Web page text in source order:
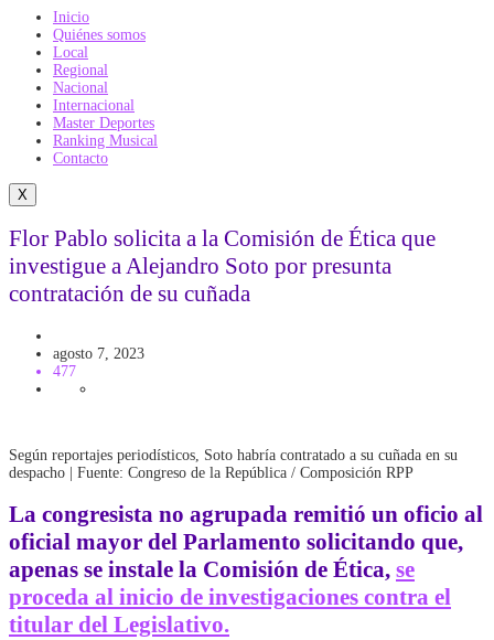
Inicio
Quiénes somos
Local
Regional
Nacional
Internacional
Master Deportes
Ranking Musical
Contacto
X
Flor Pablo solicita a la Comisión de Ética que
investigue a Alejandro Soto por presunta
contratación de su cuñada
agosto 7, 2023
477
Según reportajes periodísticos, Soto habría contratado a su cuñada en su
despacho | Fuente: Congreso de la República / Composición RPP
La congresista no agrupada remitió un oficio al
oficial mayor del Parlamento solicitando que,
apenas se instale la Comisión de Ética, se
proceda al inicio de investigaciones contra el
titular del Legislativo.